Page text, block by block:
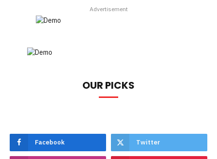
Advertisement
OUR PICKS
Facebook Twitter